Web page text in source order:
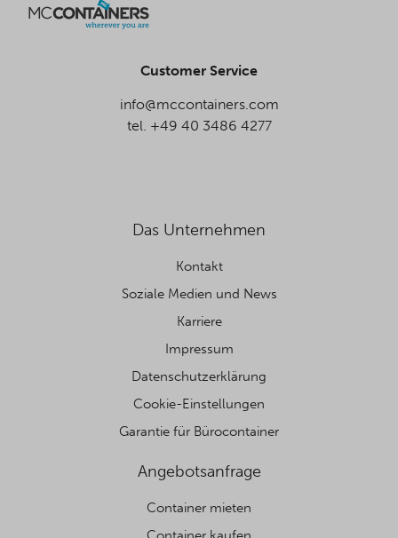
Customer Service
info@mccontainers.com
tel. +49 40 3486 4277
Das Unternehmen
Kontakt
Soziale Medien und News
Karriere
Impressum
Datenschutzerklärung
Cookie-Einstellungen
Garantie für Bürocontainer
Angebotsanfrage
Container mieten